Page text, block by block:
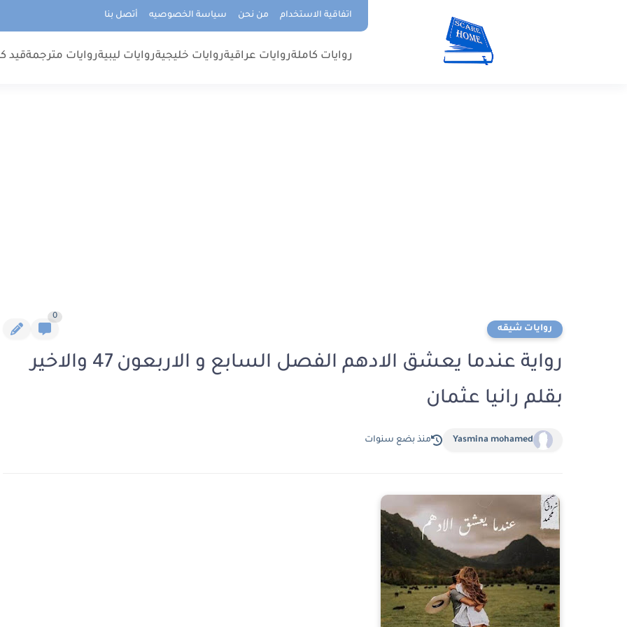
اتفاقية الاستخدام من نحن سياسة الخصوصيه أتصل بنا
روايات كاملةروايات عراقيةروايات خليجيةروايات ليبيةروايات مترجمةقيد
روايات شيقه
0
رواية عندما يعشق الادهم الفصل السابع و الاربعون 47 والاخير
بقلم رانيا عثمان
Yasmina mohamed منذ بضع سنوات